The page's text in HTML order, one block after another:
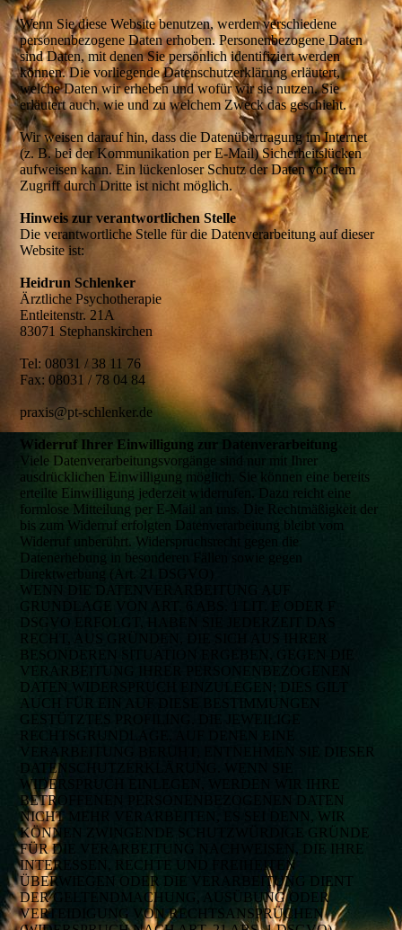
Wenn Sie diese Website benutzen, werden verschiedene
personenbezogene Daten erhoben. Personenbezogene Daten
sind Daten, mit denen Sie persönlich identifiziert werden
können. Die vorliegende Datenschutzerklärung erläutert,
welche Daten wir erheben und wofür wir sie nutzen. Sie
erläutert auch, wie und zu welchem Zweck das geschieht.
Wir weisen darauf hin, dass die Datenübertragung im Internet
(z. B. bei der Kommunikation per E-Mail) Sicherheitslücken
aufweisen kann. Ein lückenloser Schutz der Daten vor dem
Zugriff durch Dritte ist nicht möglich.
Hinweis zur verantwortlichen Stelle
Die verantwortliche Stelle für die Datenverarbeitung auf dieser
Website ist:
Heidrun Schlenker
Ärztliche Psychotherapie
Entleitenstr. 21A
83071 Stephanskirchen
Tel: 08031 / 38 11 76
Fax: 08031 / 78 04 84
praxis@pt-schlenker.de
Widerruf Ihrer Einwilligung zur Datenverarbeitung
Viele Datenverarbeitungsvorgänge sind nur mit Ihrer
ausdrücklichen Einwilligung möglich. Sie können eine bereits
erteilte Einwilligung jederzeit widerrufen. Dazu reicht eine
formlose Mitteilung per E-Mail an uns. Die Rechtmäßigkeit der
bis zum Widerruf erfolgten Datenverarbeitung bleibt vom
Widerruf unberührt. Widerspruchsrecht gegen die
Datenerhebung in besonderen Fällen sowie gegen
Direktwerbung (Art. 21 DSGVO)
WENN DIE DATENVERARBEITUNG AUF
GRUNDLAGE VON ART. 6 ABS. 1 LIT. E ODER F
DSGVO ERFOLGT, HABEN SIE JEDERZEIT DAS
RECHT, AUS GRÜNDEN, DIE SICH AUS IHRER
BESONDEREN SITUATION ERGEBEN, GEGEN DIE
VERARBEITUNG IHRER PERSONENBEZOGENEN
DATEN WIDERSPRUCH EINZULEGEN; DIES GILT
AUCH FÜR EIN AUF DIESE BESTIMMUNGEN
GESTÜTZTES PROFILING. DIE JEWEILIGE
RECHTSGRUNDLAGE, AUF DENEN EINE
VERARBEITUNG BERUHT, ENTNEHMEN SIE DIESER
DATENSCHUTZERKLÄRUNG. WENN SIE
WIDERSPRUCH EINLEGEN, WERDEN WIR IHRE
BETROFFENEN PERSONENBEZOGENEN DATEN
NICHT MEHR VERARBEITEN, ES SEI DENN, WIR
KÖNNEN ZWINGENDE SCHUTZWÜRDIGE GRÜNDE
FÜR DIE VERARBEITUNG NACHWEISEN, DIE IHRE
INTERESSEN, RECHTE UND FREIHEITEN
ÜBERWIEGEN ODER DIE VERARBEITUNG DIENT
DER GELTENDMACHUNG, AUSÜBUNG ODER
VERTEIDIGUNG VON RECHTSANSPRÜCHEN